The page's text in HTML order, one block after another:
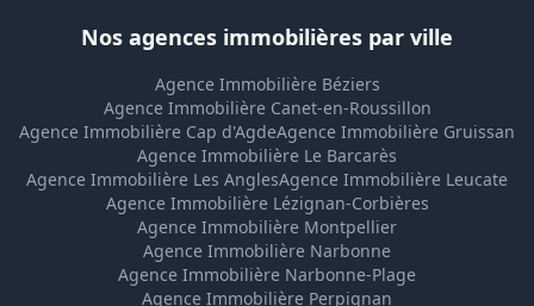
Nos agences immobilières par ville
Agence Immobilière Béziers
Agence Immobilière Canet-en-Roussillon
Agence Immobilière Cap d'AgdeAgence Immobilière Gruissan
Agence Immobilière Le Barcarès
Agence Immobilière Les AnglesAgence Immobilière Leucate
Agence Immobilière Lézignan-Corbières
Agence Immobilière Montpellier
Agence Immobilière Narbonne
Agence Immobilière Narbonne-Plage
Agence Immobilière Perpignan